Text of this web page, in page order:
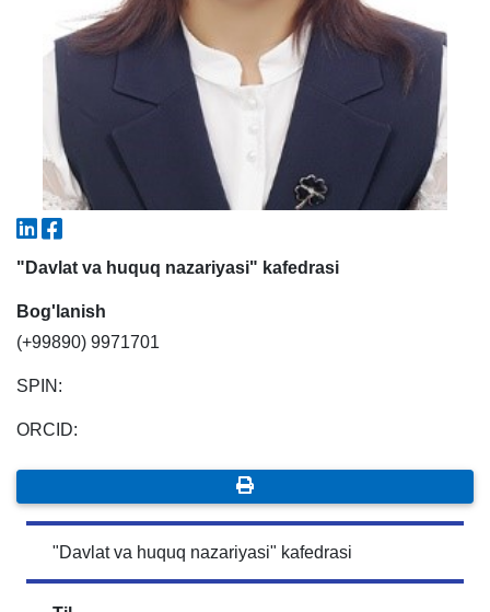
"Davlat va huquq nazariyasi" kafedrasi
Bog'lanish
(+99890) 9971701
SPIN:
ORCID:
"Davlat va huquq nazariyasi" kafedrasi